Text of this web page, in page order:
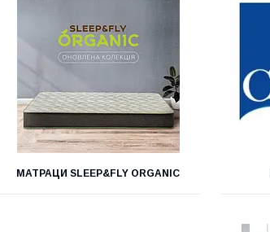
МАТРАЦИ SLEEP&FLY ORGANIC